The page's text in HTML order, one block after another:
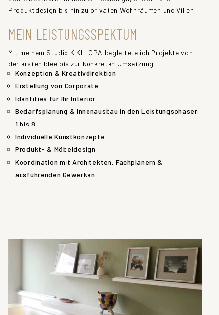
Produktdesign bis hin zu privaten Wohnräumen und Villen.
MEIN LEISTUNGSSPEKTUM
Mit meinem Studio KIKI LOPA begleitete ich Projekte von
der ersten Idee bis zur konkreten Umsetzung.
Konzeption & Kreativdirektion
Erstellung von Corporate
Identities für Ihr Interior
Bedarfsplanung & Innenausbau in den Leistungsphasen
1 bis 8
Individuelle Kunstkonzepte
Produkt- & Möbeldesign
Koordination mit Architekten, Fachplanern &
ausführenden Gewerken